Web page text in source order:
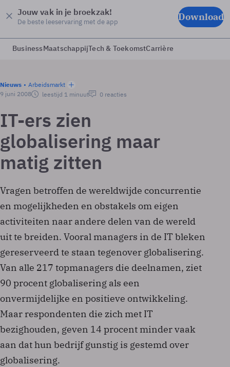
Jouw vak in je broekzak!
De beste leeservaring met de app Download
BusinessMaatschappijTech & ToekomstCarrière
Nieuws
Arbeidsmarkt
9 juni 2008
leestijd 1 minuut 0 reacties
IT-ers zien
globalisering maar
matig zitten
Vragen betroffen de wereldwijde concurrentie
en mogelijkheden en obstakels om eigen
activiteiten naar andere delen van de wereld
uit te breiden. Vooral managers in de IT bleken
gereserveerd te staan tegenover globalisering.
Van alle 217 topmanagers die deelnamen, ziet
90 procent globalisering als een
onvermijdelijke en positieve ontwikkeling.
Maar respondenten die zich met IT
bezighouden, geven 14 procent minder vaak
aan dat hun bedrijf gunstig is gestemd over
globalisering.